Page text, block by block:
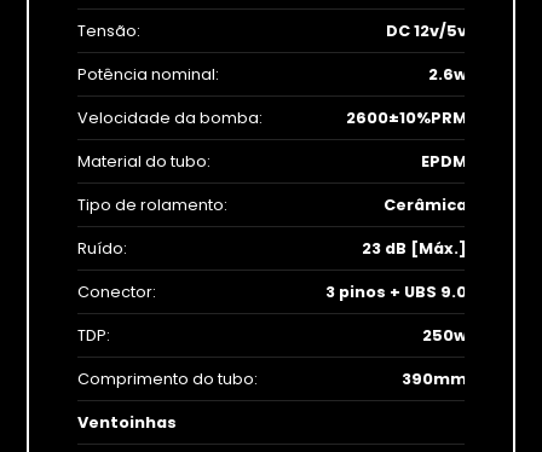
Tensão: DC 12v/5v
Potência nominal: 2.6w
Velocidade da bomba: 2600±10%PRM
Material do tubo: EPDM
Tipo de rolamento: Cerâmica
Ruído: 23 dB [Máx.]
Conector: 3 pinos + UBS 9.0
TDP: 250w
Comprimento do tubo: 390mm
Ventoinhas